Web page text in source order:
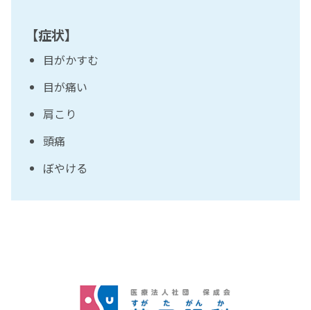
【症状】
目がかすむ
目が痛い
肩こり
頭痛
ぼやける